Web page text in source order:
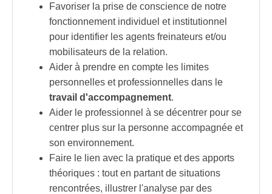
Favoriser la prise de conscience de notre
fonctionnement individuel et institutionnel
pour identifier les agents freinateurs et/ou
mobilisateurs de la relation.
Aider à prendre en compte les limites
personnelles et professionnelles dans le
travail d'accompagnement.
Aider le professionnel à se décentrer pour se
centrer plus sur la personne accompagnée et
son environnement.
Faire le lien avec la pratique et des apports
théoriques : tout en partant de situations
rencontrées, illustrer l'analyse par des